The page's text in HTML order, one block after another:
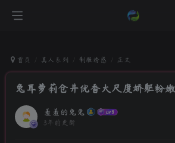
首页 真人系列 制服诱惑 正文
兔耳萝莉仓井优香大尺度娇躯粉
羞羞的兔兔
3年前更新